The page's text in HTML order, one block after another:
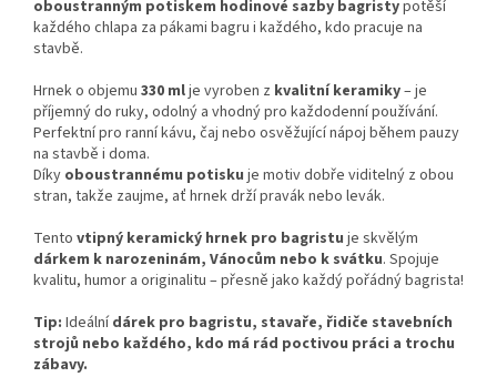
oboustranným potiskem hodinové sazby bagristypotěší
každého chlapa za pákami bagru i každého, kdo pracuje na
stavbě.
Hrnek o objemu 330 mlje vyroben z kvalitní keramiky– je
příjemný do ruky, odolný a vhodný pro každodenní používání.
Perfektní pro ranní kávu, čaj nebo osvěžující nápoj během pauzy
na stavbě i doma.
Díky oboustrannému potisku je motiv dobře viditelný z obou
stran, takže zaujme, ať hrnek drží pravák nebo levák.
Tento vtipný keramický hrnek pro bagristu je skvělým
dárkem k narozeninám, Vánocům nebo k svátku. Spojuje
kvalitu, humor a originalitu – přesně jako každý pořádný bagrista!
Tip: Ideálnídárek pro bagristu, stavaře, řidiče stavebních
strojů nebo každého, kdo má rád poctivou práci a trochu
zábavy.